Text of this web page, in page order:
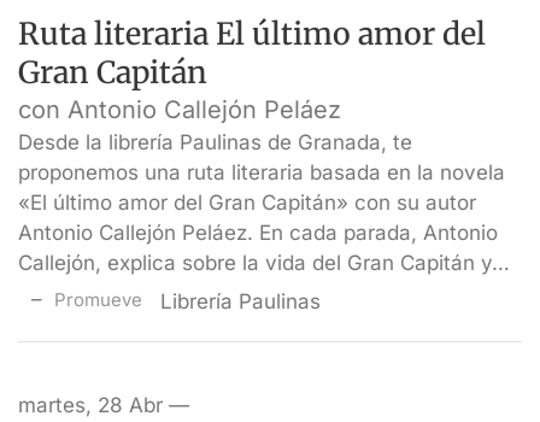
Ruta literaria El último amor del
Gran Capitán
con Antonio Callejón Peláez
Desde la librería Paulinas de Granada, te
proponemos una ruta literaria basada en la novela
«El último amor del Gran Capitán» con su autor
Antonio Callejón Peláez. En cada parada, Antonio
Callejón, explica sobre la vida del Gran Capitán y…
Promueve Librería Paulinas
martes, 28 Abr —